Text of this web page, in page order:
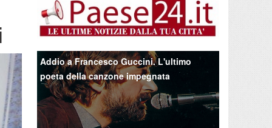
Addio a Francesco Guccini. L'ultimo
poeta della canzone impegnata